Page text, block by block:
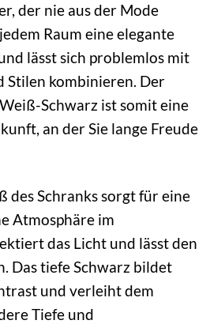
der nie aus der Mode
Raum eine elegante
lässt sich problemlos mit
Stilen kombinieren. Der
Schwarz ist somit eine
an der Sie lange Freude
des Schranks sorgt für eine
Atmosphäre im
das Licht und lässt den
Das tiefe Schwarz bildet
und verleiht dem
Tiefe und